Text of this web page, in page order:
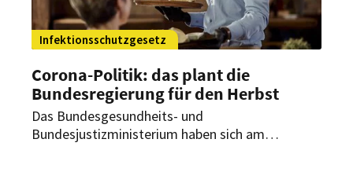
Infektionsschutzgesetz
Corona-Politik: das plant die
Bundesregierung für den Herbst
Das Bundesgesundheits- und
Bundesjustizministerium haben sich am